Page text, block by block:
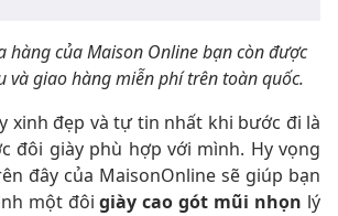
hàng của Maison Online bạn còn được
và giao hàng miễn phí trên toàn quốc.
xinh đẹp và tự tin nhất khi bước đi là
đôi giày phù hợp với mình. Hy vọng
đây của MaisonOnline sẽ giúp bạn
một đôigiày cao gót mũi nhọn lý